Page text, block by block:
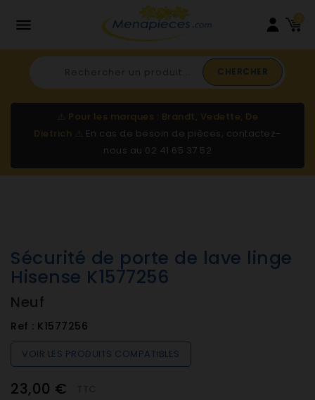
 0
CHERCHER
⚠️ Pour les marques : Brandt, Vedette, De
Dietrich ⚠️ En cas de besoin de pièces, contactez-
nous au 02 41 65 37 52
Sécurité de porte de lave linge
Hisense K1577256
Neuf
Ref : K1577256
VOIR LES PRODUITS COMPATIBLES
23,00 €